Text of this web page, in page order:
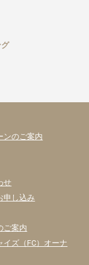
ンのご案内
せ
申し込み
ご案内
イズ（FC）オーナ